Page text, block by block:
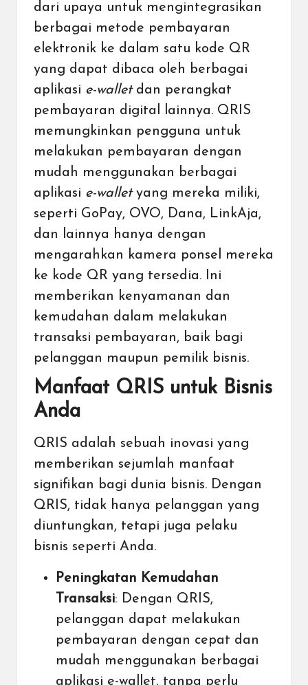
dari upaya untuk mengintegrasikan
berbagai metode pembayaran
elektronik ke dalam satu kode QR
yang dapat dibaca oleh berbagai
aplikasi e-walletdan perangkat
pembayaran digital lainnya. QRIS
memungkinkan pengguna untuk
melakukan pembayaran dengan
mudah menggunakan berbagai
aplikasi e-walletyang mereka miliki,
seperti GoPay, OVO, Dana, LinkAja,
dan lainnya hanya dengan
mengarahkan kamera ponsel mereka
ke kode QR yang tersedia. Ini
memberikan kenyamanan dan
kemudahan dalam melakukan
transaksi pembayaran, baik bagi
pelanggan maupun pemilik bisnis.
Manfaat QRIS untuk Bisnis
Anda
QRIS adalah sebuah inovasi yang
memberikan sejumlah manfaat
signifikan bagi dunia bisnis. Dengan
QRIS, tidak hanya pelanggan yang
diuntungkan, tetapi juga pelaku
bisnis seperti Anda.
Peningkatan Kemudahan
Transaksi: Dengan QRIS,
pelanggan dapat melakukan
pembayaran dengan cepat dan
mudah menggunakan berbagai
aplikasi e-wallet, tanpa perlu